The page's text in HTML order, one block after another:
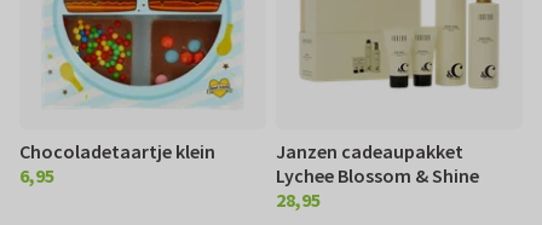
Chocoladetaartje klein
€ 6,95
6,95
Janzen cadeaupakket
Lychee Blossom & Shine
€ 28,95
28,95